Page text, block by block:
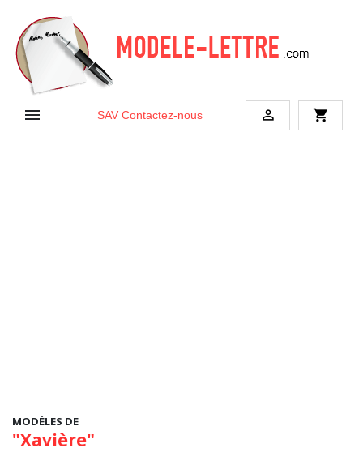
 SAV Contactez-nous  shopping_cart
MODÈLES DE
"Xavière"